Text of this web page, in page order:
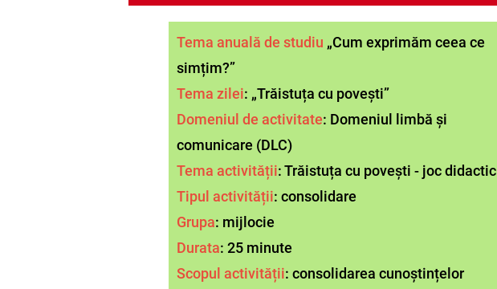
Tema anuală de studiu „Cum exprimăm ceea ce
simțim?”
Tema zilei: „Trăistuța cu povești”
Domeniul de activitate: Domeniul limbă și
comunicare (DLC)
Tema activității: Trăistuța cu povești - joc didactic
Tipul activității: consolidare
Grupa: mijlocie
Durata: 25 minute
Scopul activității: consolidarea cunoștințelor